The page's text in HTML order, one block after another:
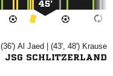
45’
(36')   | (43', 48') 
JSG SCHLITZERLAND